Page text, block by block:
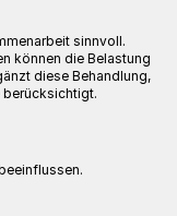
sinnvoll.
können die Belastung
diese Behandlung,
berücksichtigt.